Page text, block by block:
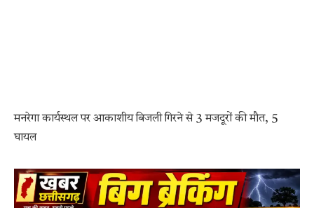
मनरेगा कार्यस्थल पर आकाशीय बिजली गिरने से 3 मजदूरों की मौत, 5
घायल